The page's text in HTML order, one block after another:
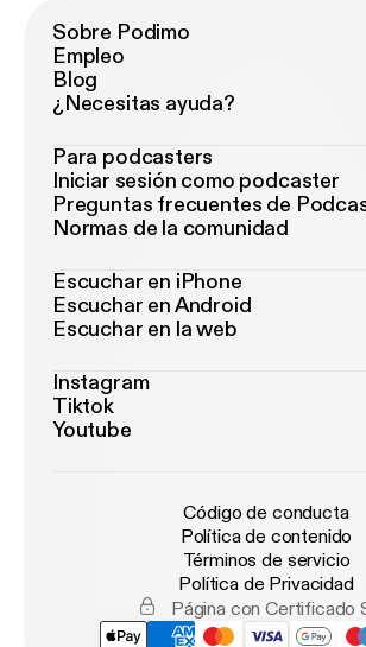
Sobre Podimo
Empleo
Blog
¿Necesitas ayuda?
Para podcasters
Iniciar sesión como podcaster
Preguntas frecuentes de
Normas de la comunidad
Escuchar en iPhone
Escuchar en Android
Escuchar en la web
Instagram
Tiktok
Youtube
Código de conducta
Política de contenido
Términos de servicio
Política de Privacidad
Página con Certificado